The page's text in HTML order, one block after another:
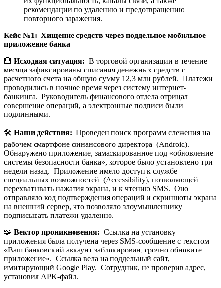
рекомендации по удалению и предотвращению
повторного заражения.
Кейс №1: Хищение средств через поддельное мобильное
приложение банка
🏦 Исходная ситуация: В торговой организации в течение
месяца зафиксированы списания денежных средств с
расчетного счета на общую сумму 12,3 млн рублей. Платежи
проводились в ночное время через систему интернет-
банкинга. Руководитель финансового отдела отрицал
совершение операций, а электронные подписи были
подлинными.
🛠️ Наши действия: Проведен поиск программ слежения на
рабочем смартфоне финансового директора (Android).
Обнаружено приложение, замаскированное под «обновление
системы безопасности банка», которое было установлено три
недели назад. Приложение имело доступ к службе
специальных возможностей (Accessibility), позволяющей
перехватывать нажатия экрана, и к чтению SMS. Оно
отправляло код подтверждения операций и скриншоты экрана
на внешний сервер, что позволяло злоумышленнику
подписывать платежи удаленно.
🧩 Вектор проникновения: Ссылка на установку
приложения была получена через SMS-сообщение с текстом
«Ваш банковский аккаунт заблокирован, срочно обновите
приложение». Ссылка вела на поддельный сайт,
имитирующий Google Play. Сотрудник, не проверив адрес,
установил APK-файл.